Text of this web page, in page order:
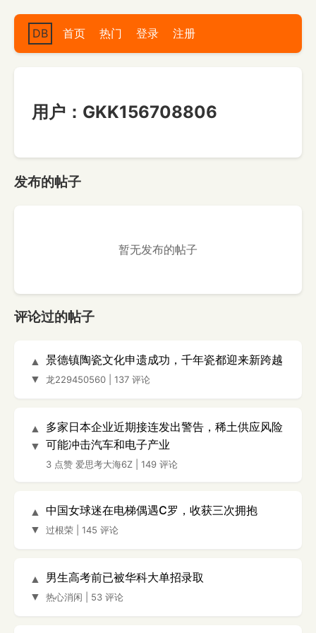
DB 首页 热门 登录 注册
用户：GKK156708806
发布的帖子
暂无发布的帖子
评论过的帖子
▲
▼
景德镇陶瓷文化申遗成功，千年瓷都迎来新跨越
龙229450560 137 评论
▲
▼
多家日本企业近期接连发出警告，稀土供应风险
可能冲击汽车和电子产业
3 点赞 爱思考大海6Z 149 评论
▲
▼
中国女球迷在电梯偶遇C罗，收获三次拥抱
过根荣 145 评论
▲
▼
男生高考前已被华科大单招录取
热心消闲 53 评论